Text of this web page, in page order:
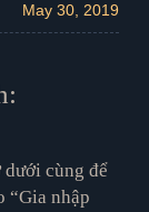
chơi
tức
trợ
May 30, 2019
cùng để
“Gia nhập